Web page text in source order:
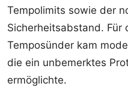
Tempolimits sowie der
Sicherheitsabstand. Für
Temposünder kam
die ein unbemerktes
ermöglichte.